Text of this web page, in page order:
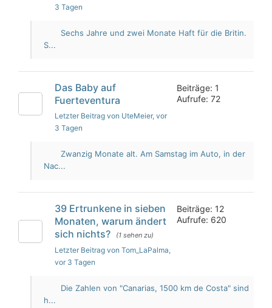
3 Tagen
Sechs Jahre und zwei Monate Haft für die Britin.
S...
Das Baby auf
Fuerteventura
Letzter Beitrag von UteMeier, vor
3 Tagen
Beiträge: 1
Aufrufe: 72
Zwanzig Monate alt. Am Samstag im Auto, in der
Nac...
39 Ertrunkene in sieben
Monaten, warum ändert
sich nichts?
(1 sehen zu)
Letzter Beitrag von Tom_LaPalma,
vor 3 Tagen
Beiträge: 12
Aufrufe: 620
Die Zahlen von "Canarias, 1500 km de Costa" sind
h...